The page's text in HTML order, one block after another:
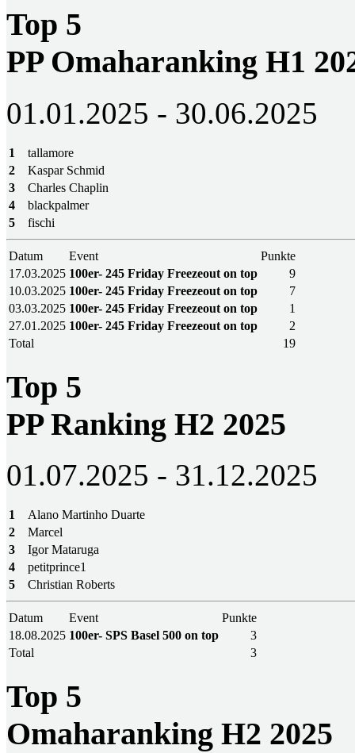
Top 5
PP Omaharanking H1
01.01.2025 - 30.06.2025
1
tallamore
2
Kaspar Schmid
3
Charles Chaplin
4
blackpalmer
5
fischi
Datum Event
Punkte
17.03.2025 100er- 245 Friday Freezeout on top
9
10.03.2025 100er- 245 Friday Freezeout on top
7
03.03.2025 100er- 245 Friday Freezeout on top
1
27.01.2025 100er- 245 Friday Freezeout on top
2
Total
19
Top 5
PP Ranking H2 2025
01.07.2025 - 31.12.2025
1
Alano Martinho Duarte
2
Marcel
3
Igor Mataruga
4
petitprince1
5
Christian Roberts
Datum Event
Punkte
18.08.2025 100er- SPS Basel 500 on top
3
Total
3
Top 5
Omaharanking H2 2025